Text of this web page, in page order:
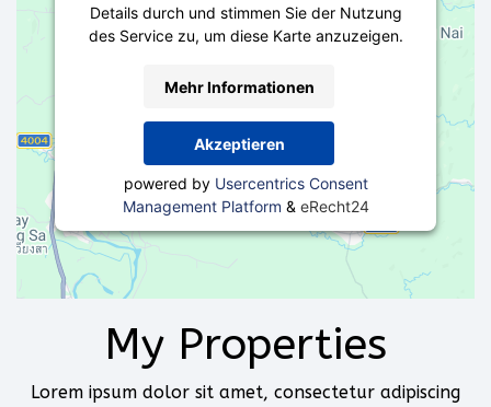
Details durch und stimmen Sie der Nutzung
des Service zu, um diese Karte anzuzeigen.
Mehr Informationen
Akzeptieren
powered by Usercentrics Consent
Management Platform & eRecht24
My Properties
Lorem ipsum dolor sit amet, consectetur adipiscing